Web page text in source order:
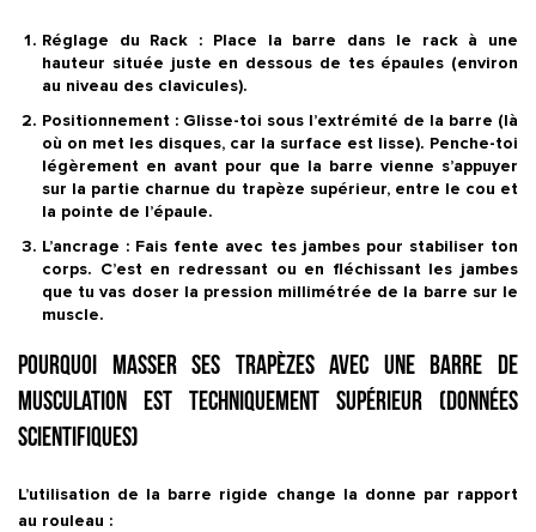
Réglage du Rack : Place la barre dans le rack à une
hauteur située juste en dessous de tes épaules (environ
au niveau des clavicules).
Positionnement : Glisse-toi sous l’extrémité de la barre (là
où on met les disques, car la surface est lisse). Penche-toi
légèrement en avant pour que la barre vienne s’appuyer
sur la partie charnue du trapèze supérieur, entre le cou et
la pointe de l’épaule.
L’ancrage : Fais fente avec tes jambes pour stabiliser ton
corps. C’est en redressant ou en fléchissant les jambes
que tu vas doser la pression millimétrée de la barre sur le
muscle.
Pourquoi masser ses trapèzes avec une barre de
musculation est techniquement supérieur (Données
scientifiques)
L’utilisation de la barre rigide change la donne par rapport
au rouleau :